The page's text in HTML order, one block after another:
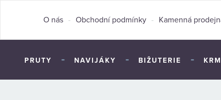
O nás - Obchodní podmínky - Kamenná
PRUTY - NAVIJÁKY - BIŽUTERIE -